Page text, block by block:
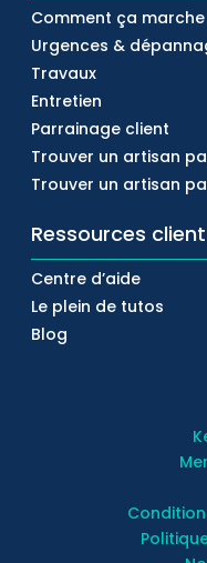
Comment ça marche
Urgences &
Travaux
Entretien
Parrainage client
Trouver un artisan
Trouver un artisan
Ressources client
Centre d’aide
Le plein de tutos
Blog